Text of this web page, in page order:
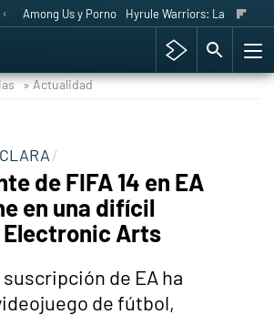
Among Us y Porno Hyrule Warriors: La Era del
» Actualidad
de FIFA 14 en EA
en una difícil
Arts
de EA ha
de fútbol,